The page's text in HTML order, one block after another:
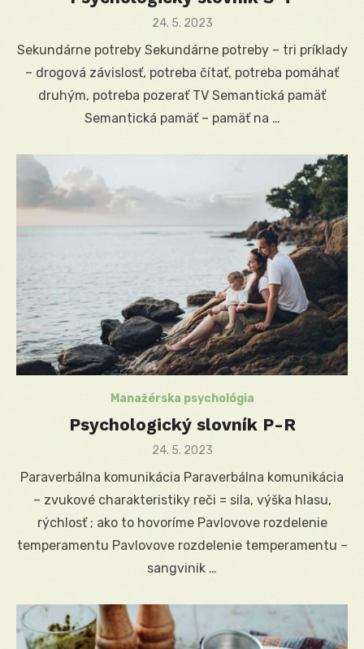
Posted
24. 5. 2023
Sekundárne potreby Sekundárne potreby – tri príklady
– drogová závislosť, potreba čítať, potreba pomáhať
druhým, potreba pozerať TV Semantická pamäť
Semantická pamäť – pamäť na …
Manažérska psychológia
Psychologický slovník P-R
Posted
24. 5. 2023
Paraverbálna komunikácia Paraverbálna komunikácia
– zvukové charakteristiky reči = sila, výška hlasu,
rýchlosť ; ako to hovoríme Pavlovove rozdelenie
temperamentu Pavlovove rozdelenie temperamentu –
sangvinik …